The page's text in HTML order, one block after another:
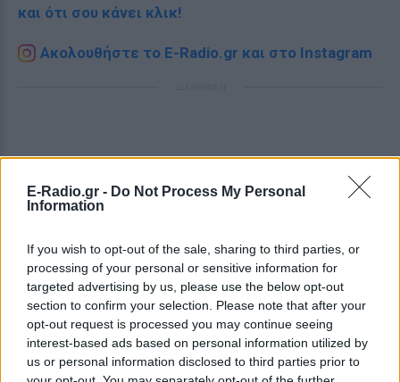
E-Radio.gr - Do Not Process My Personal
Information
If you wish to opt-out of the sale, sharing to third parties, or
processing of your personal or sensitive information for
targeted advertising by us, please use the below opt-out
section to confirm your selection. Please note that after your
opt-out request is processed you may continue seeing
interest-based ads based on personal information utilized by
us or personal information disclosed to third parties prior to
και ότι σου κάνει κλικ!
Ακολουθήστε το E-Radio.gr και στο Instagram